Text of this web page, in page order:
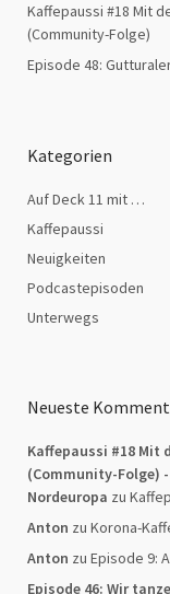
Kaffepaussi #18 Mit
(Community-Folge)
Episode 48:
Kategorien
Auf Deck 11 mit …
Kaffepaussi
Neuigkeiten
Podcastepisoden
Unterwegs
Neueste
Kaffepaussi #18 Mit
(Community-Folge)
Nordeuropa zu
Anton zu Korona-
Anton zu Episode 9:
Episode 46: Wir